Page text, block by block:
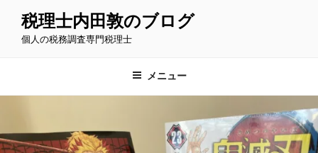
ッ
税理士内田敦のブログ
個人の税務調査専門税理士
メニュー